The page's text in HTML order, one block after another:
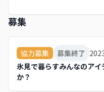
募集
協力募集 募集終了
氷見で暮らすみんなのア
か？